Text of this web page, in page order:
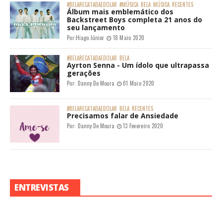
#BELARECATADAEDOLAR #MÚSICA BELA MÚSICA RECENTES
Álbum mais emblemático dos
Backstreet Boys completa 21 anos do
seu lançamento
Por:Hiago Júnior 18 Maio 2020
#BELARECATADAEDOLAR BELA
Ayrton Senna - Um ídolo que ultrapassa
gerações
Por: Danny De Moura 01 Maio 2020
#BELARECATADAEDOLAR BELA RECENTES
Precisamos falar de Ansiedade
Por: Danny De Moura 13 Fevereiro 2020
ENTREVISTAS